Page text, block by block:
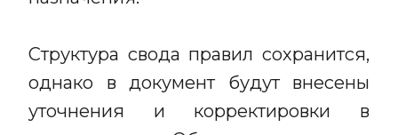
Структура свода правил сохранится,
однако в документ будут внесены
уточнения и корректировки в